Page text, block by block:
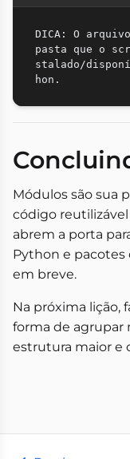
DICA: O
pasta que o
stalado/
Módulos são sua
código
abrem a porta
Python e pacotes
em breve.
Na próxima lição,
forma de
estrutura maior e